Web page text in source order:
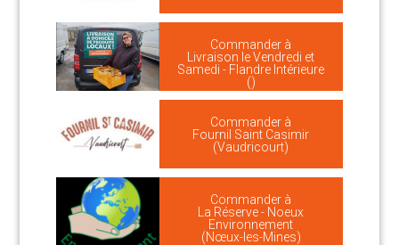
Commander à
Livraison le Vendredi et
Samedi - Flandre Intérieure
()
Commander à
Fournil Saint Casimir
(Vaudricourt)
Commander à
La Réserve - Noeux
Environnement
(Nœux-les-Mines)